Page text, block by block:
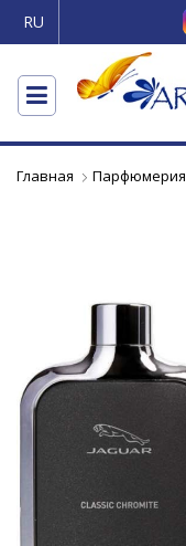
RU
Главная Парфюмерия